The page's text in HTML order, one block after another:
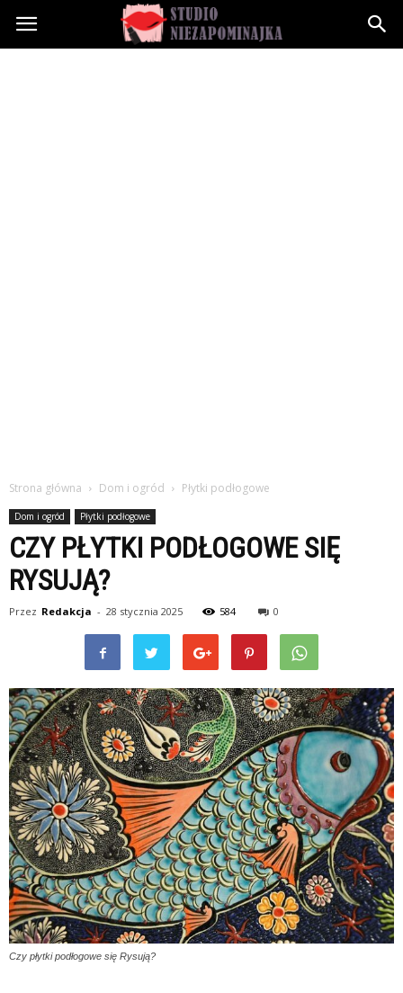
Studioniezapominajka.pl
Strona główna Dom i ogród Płytki podłogowe
Dom i ogród Płytki podłogowe
CZY PŁYTKI PODŁOGOWE SIĘ
RYSUJĄ?
Przez Redakcja - 28 stycznia 2025 584 0
Czy płytki podłogowe się Rysują?